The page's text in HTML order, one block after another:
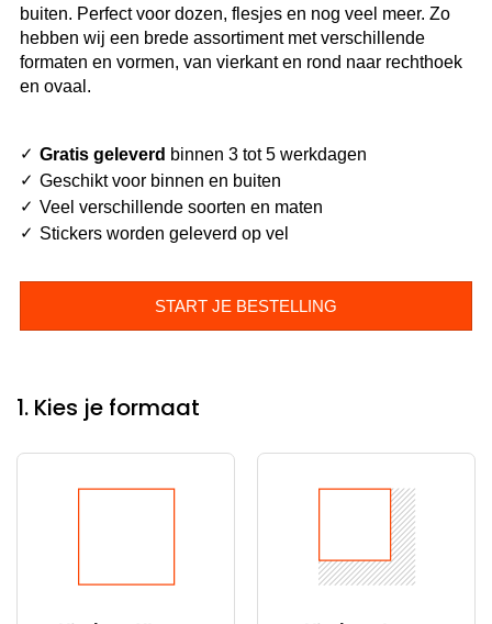
buiten. Perfect voor dozen, flesjes en nog veel meer. Zo
hebben wij een brede assortiment met verschillende
formaten en vormen, van vierkant en rond naar rechthoek
en ovaal.
Gratis geleverd binnen 3 tot 5 werkdagen
Geschikt voor binnen en buiten
Veel verschillende soorten en maten
Stickers worden geleverd op vel
START JE BESTELLING
1. Kies je formaat